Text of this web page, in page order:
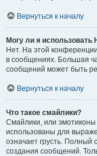
Вернуться к началу
Могу ли я использовать
Нет. На этой
в сообщениях. Большая
сообщений может быть
Вернуться к началу
Что такое смайлики?
Смайлики, или эмотиконы
использованы для
означает грусть. Полный
создания сообщений.